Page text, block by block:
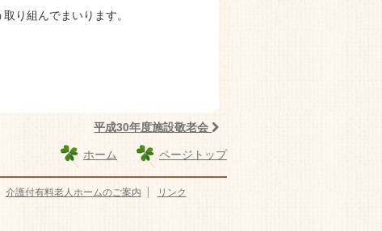
り組んでまいります。
平成30年度施設敬老会
ホーム ページトップ
介護付有料老人ホームのご案内
リンク